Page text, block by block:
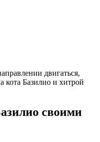
двигаться,
кота Базилио и хитрой
своими